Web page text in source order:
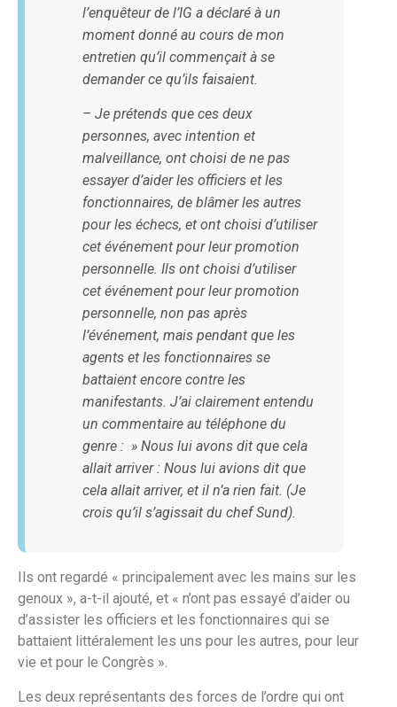
l’enquêteur de l’IG a déclaré à un
moment donné au cours de mon
entretien qu’il commençait à se
demander ce qu’ils faisaient.
– Je prétends que ces deux
personnes, avec intention et
malveillance, ont choisi de ne pas
essayer d’aider les officiers et les
fonctionnaires, de blâmer les autres
pour les échecs, et ont choisi d’utiliser
cet événement pour leur promotion
personnelle. Ils ont choisi d’utiliser
cet événement pour leur promotion
personnelle, non pas après
l’événement, mais pendant que les
agents et les fonctionnaires se
battaient encore contre les
manifestants. J’ai clairement entendu
un commentaire au téléphone du
genre : » Nous lui avons dit que cela
allait arriver : Nous lui avions dit que
cela allait arriver, et il n’a rien fait. (Je
crois qu’il s’agissait du chef Sund).
Ils ont regardé « principalement avec les mains sur les
genoux », a-t-il ajouté, et « n’ont pas essayé d’aider ou
d’assister les officiers et les fonctionnaires qui se
battaient littéralement les uns pour les autres, pour leur
vie et pour le Congrès ».
Les deux représentants des forces de l’ordre qui ont